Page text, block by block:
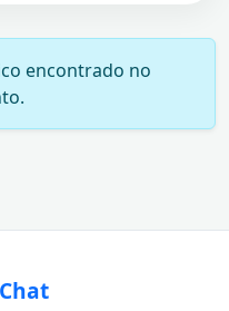
encontrado no
Chat